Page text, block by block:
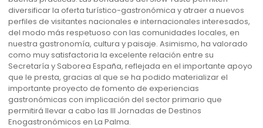
diversificar la oferta turístico-gastronómica y atraer a nuevos
perfiles de visitantes nacionales e internacionales interesados,
del modo más respetuoso con las comunidades locales, en
nuestra gastronomía, cultura y paisaje. Asimismo, ha valorado
como muy satisfactoria la excelente relación entre su
Secretaría y Saborea España, reflejada en el importante apoyo
que le presta, gracias al que se ha podido materializar el
importante proyecto de fomento de experiencias
gastronómicas con implicación del sector primario que
permitirá llevar a cabo las III Jornadas de Destinos
Enogastronómicos en La Palma.